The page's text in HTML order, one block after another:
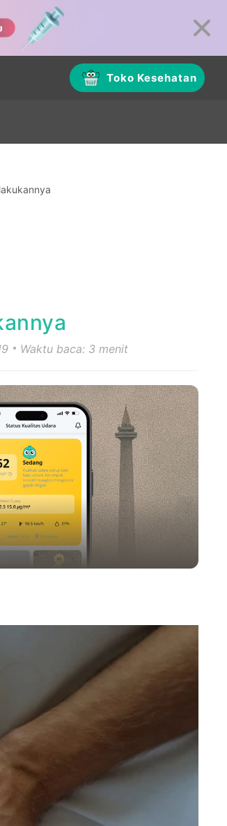
Toko Kesehatan
Waktu baca: 3 menit